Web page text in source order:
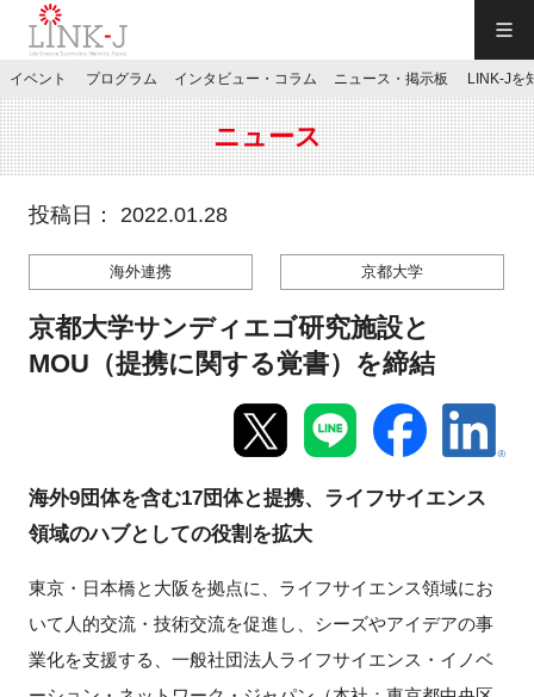
JP／EN
特別会員専用メニュー
施設ご予約
マイページ
イベント プログラム インタビュー・コラム ニュース・掲示板 LINK-Jを
ニュース
投稿日： 2022.01.28
海外連携 京都大学
京都大学サンディエゴ研究施設と
MOU（提携に関する覚書）を締結
海外9団体を含む17団体と提携、ライフサイエンス
領域のハブとしての役割を拡大
東京・日本橋と大阪を拠点に、ライフサイエンス領域にお
いて人的交流・技術交流を促進し、シーズやアイデアの事
業化を支援する、一般社団法人ライフサイエンス・イノベ